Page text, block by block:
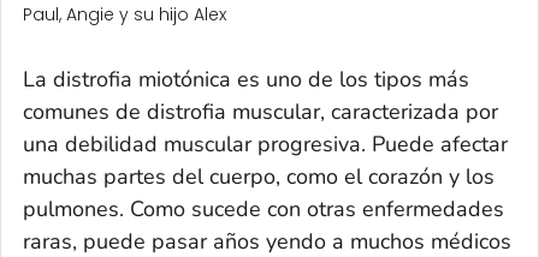
Paul, Angie y su hijo Alex
La distrofia miotónica es uno de los tipos más
comunes de distrofia muscular, caracterizada por
una debilidad muscular progresiva. Puede afectar
muchas partes del cuerpo, como el corazón y los
pulmones. Como sucede con otras enfermedades
raras, puede pasar años yendo a muchos médicos